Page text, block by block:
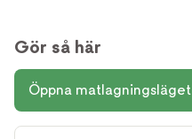
Gör så här
Öppna matlagningsläget